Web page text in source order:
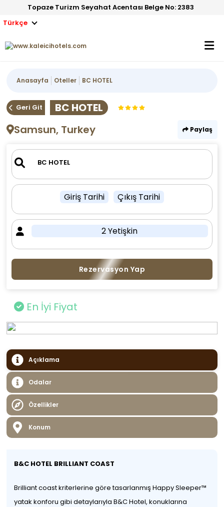
Topaze Turizm Seyahat Acentası Belge No: 2383
Türkçe
Anasayfa Oteller BC HOTEL
Geri Git
BC HOTEL
Samsun, Turkey
Paylaş
Giriş Tarihi Çıkış Tarihi
2 Yetişkin
Rezervasyon Yap
En İyi Fiyat
Açıklama
Odalar
Özellikler
Konum
B&C HOTEL BRILLIANT COAST
Brilliant coast kriterlerine göre tasarlanmış Happy Sleeper™
yatak konforu gibi detaylarıyla B&C Hotel, konuklarına